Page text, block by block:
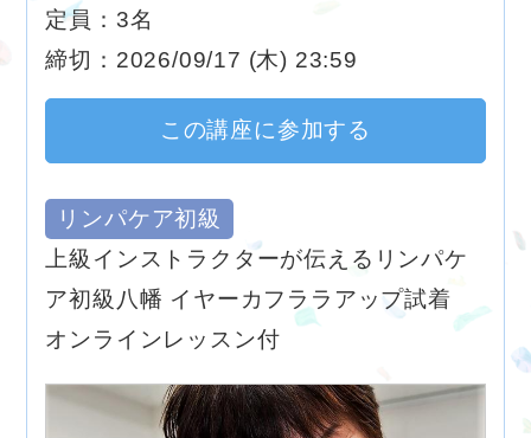
定員：3名
締切：2026/09/17 (木) 23:59
この講座に参加する
リンパケア初級
上級インストラクターが伝えるリンパケ
ア初級八幡 イヤーカフララアップ試着
オンラインレッスン付